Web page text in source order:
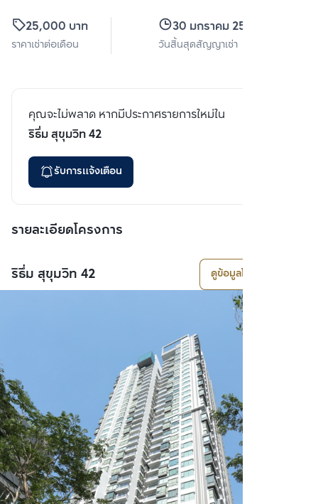
25,000 บาท
ราคาเช่าต่อเดือน
30 มกราคม 2569
วันสิ้นสุดสัญญาเช่า
คุณจะไม่พลาด หากมีประกาศรายการใหม่ใน
ริธึ่ม สุขุมวิท 42
รับการแจ้งเตือน
รายละเอียดโครงการ
ริธึ่ม สุขุมวิท 42 ดูข้อมูลโครงการ